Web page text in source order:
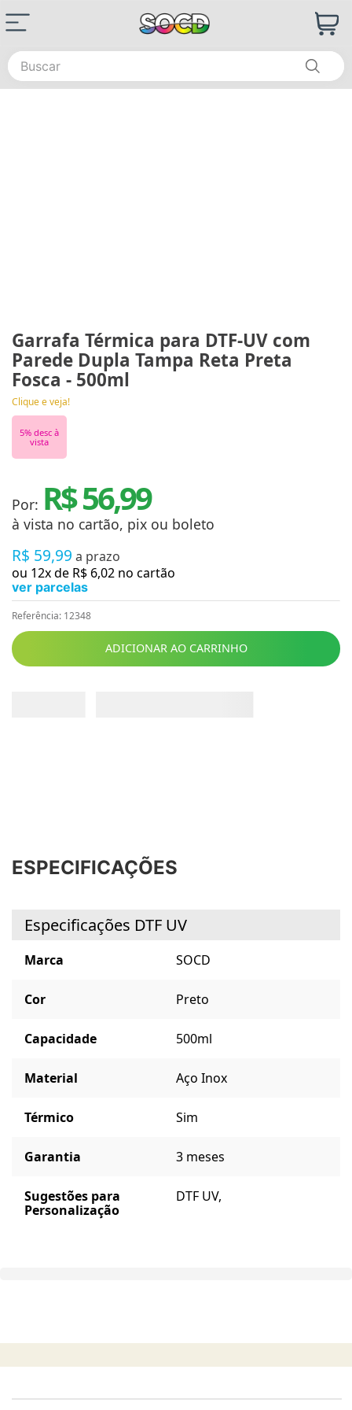
Buscar
Garrafa Térmica para DTF-UV com
Parede Dupla Tampa Reta Preta
Fosca - 500ml
Clique e veja!
5% desc à
vista
Por: R$ 56,99
à vista no cartão, pix ou boleto
R$ 59,99 a prazo
ou 12x de R$ 6,02 no cartão
ver parcelas
Referência: 12348
ADICIONAR AO CARRINHO
ESPECIFICAÇÕES
Especificações DTF UV
Marca SOCD
Cor Preto
Capacidade 500ml
Material Aço Inox
Térmico Sim
Garantia 3 meses
Sugestões para
Personalização
DTF UV,